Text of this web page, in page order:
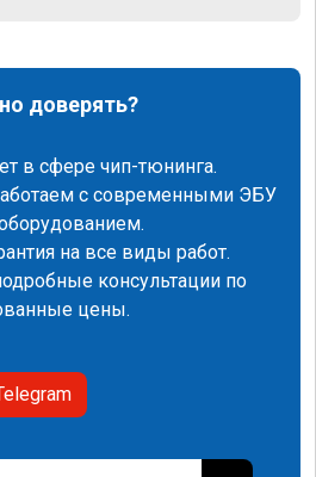
доверять?
в сфере чип-тюнинга.
с современными ЭБУ
на все виды работ.
консультации по
цены.